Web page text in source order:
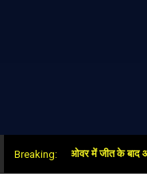
Breaking:
दिया”: सुपर ओवर में जीत के बाद आउटर